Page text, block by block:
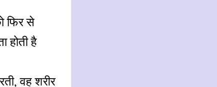
फिर से
होती है
वह शरीर